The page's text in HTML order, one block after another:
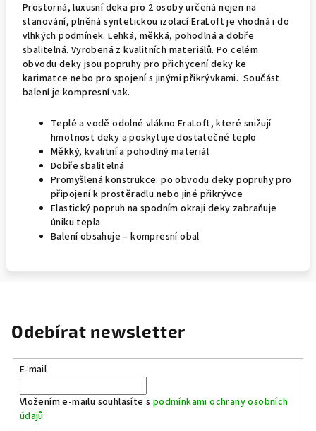
Prostorná, luxusní deka pro 2 osoby určená nejen na
stanování, plněná syntetickou izolací EraLoft je vhodná i do
vlhkých podmínek. Lehká, měkká, pohodlná a dobře
sbalitelná. Vyrobená z kvalitních materiálů. Po celém
obvodu deky jsou popruhy pro přichycení deky ke
karimatce nebo pro spojení s jinými přikrývkami. Součást
balení je kompresní vak.
Teplé a vodě odolné vlákno EraLoft, které snižují
hmotnost deky a poskytuje dostatečné teplo
Měkký, kvalitní a pohodlný materiál
Dobře sbalitelná
Promyšlená konstrukce: po obvodu deky popruhy pro
připojení k prostěradlu nebo jiné přikrývce
Elastický popruh na spodním okraji deky zabraňuje
úniku tepla
Balení obsahuje – kompresní obal
Odebírat newsletter
E-mail
Vložením e-mailu souhlasíte s podmínkami ochrany osobních
údajů